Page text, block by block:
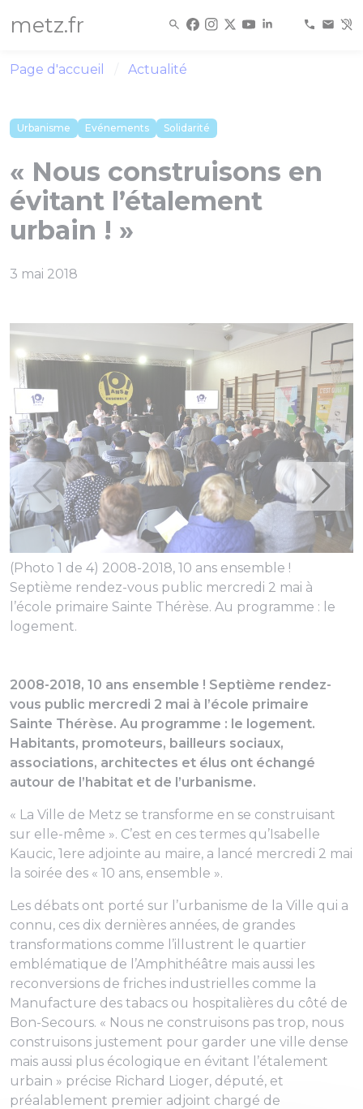
metz.fr
Page d'accueil Actualité
Urbanisme Evénements Solidarité
« Nous construisons en
évitant l’étalement
urbain ! »
3 mai 2018
(Photo 1 de 4) 2008-2018, 10 ans ensemble !
Septième rendez-vous public mercredi 2 mai à
l’école primaire Sainte Thérèse. Au programme : le
logement.
2008-2018, 10 ans ensemble ! Septième rendez-
vous public mercredi 2 mai à l’école primaire
Sainte Thérèse. Au programme : le logement.
Habitants, promoteurs, bailleurs sociaux,
associations, architectes et élus ont échangé
autour de l’habitat et de l’urbanisme.
« La Ville de Metz se transforme en se construisant
sur elle-même ». C’est en ces termes qu’Isabelle
Kaucic, 1ere adjointe au maire, a lancé mercredi 2 mai
la soirée des « 10 ans, ensemble ».
Les débats ont porté sur l’urbanisme de la Ville qui a
connu, ces dix dernières années, de grandes
transformations comme l’illustrent le quartier
emblématique de l’Amphithéâtre mais aussi les
reconversions de friches industrielles comme la
Manufacture des tabacs ou hospitalières du côté de
Bon-Secours. « Nous ne construisons pas trop, nous
construisons justement pour garder une ville dense
mais aussi plus écologique en évitant l’étalement
urbain » précise Richard Lioger, député, et
préalablement premier adjoint chargé de